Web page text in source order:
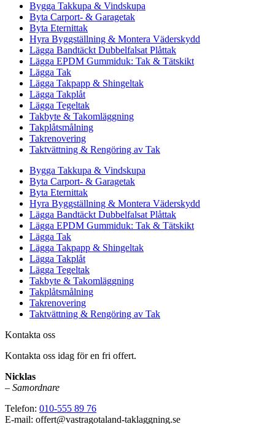
Bygga Takkupa & Vindskupa
Byta Carport- & Garagetak
Byta Eternittak
Hyra Byggställning & Montera Väderskydd
Lägga Bandtäckt Dubbelfalsat Plåttak
Lägga EPDM Gummiduk: Tak & Tätskikt
Lägga Tak
Lägga Takpapp & Shingeltak
Lägga Takplåt
Lägga Tegeltak
Takbyte & Takomläggning
Takplåtsmålning
Takrenovering
Taktvättning & Rengöring av Tak
Bygga Takkupa & Vindskupa
Byta Carport- & Garagetak
Byta Eternittak
Hyra Byggställning & Montera Väderskydd
Lägga Bandtäckt Dubbelfalsat Plåttak
Lägga EPDM Gummiduk: Tak & Tätskikt
Lägga Tak
Lägga Takpapp & Shingeltak
Lägga Takplåt
Lägga Tegeltak
Takbyte & Takomläggning
Takplåtsmålning
Takrenovering
Taktvättning & Rengöring av Tak
Kontakta oss
Kontakta oss idag för en fri offert.
Nicklas
– Samordnare
Telefon: 010-555 89 76
E-mail: offert@vastragotaland-taklaggning.se